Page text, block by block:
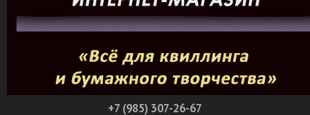
+7 (985) 307-26-67